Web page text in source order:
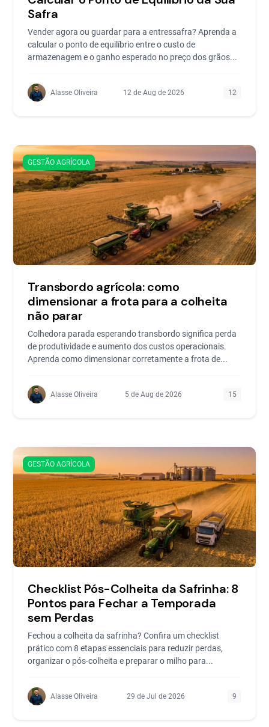
Safra
Vender agora ou guardar para a entressafra? Aprenda a
calcular o ponto de equilíbrio entre o custo de
armazenagem e o ganho esperado no preço dos grãos...
Alasse Oliveira 12 de Aug de 2026 12
GESTÃO AGRÍCOLA
Transbordo agrícola: como
dimensionar a frota para a colheita
não parar
Colhedora parada esperando transbordo significa perda
de produtividade e aumento dos custos operacionais.
Aprenda como dimensionar corretamente a frota de...
Alasse Oliveira 5 de Aug de 2026 15
GESTÃO AGRÍCOLA
Checklist Pós-Colheita da Safrinha: 8
Pontos para Fechar a Temporada
sem Perdas
Fechou a colheita da safrinha? Confira um checklist
prático com 8 etapas essenciais para reduzir perdas,
organizar o pós-colheita e preparar o milho para...
Alasse Oliveira 29 de Jul de 2026 9